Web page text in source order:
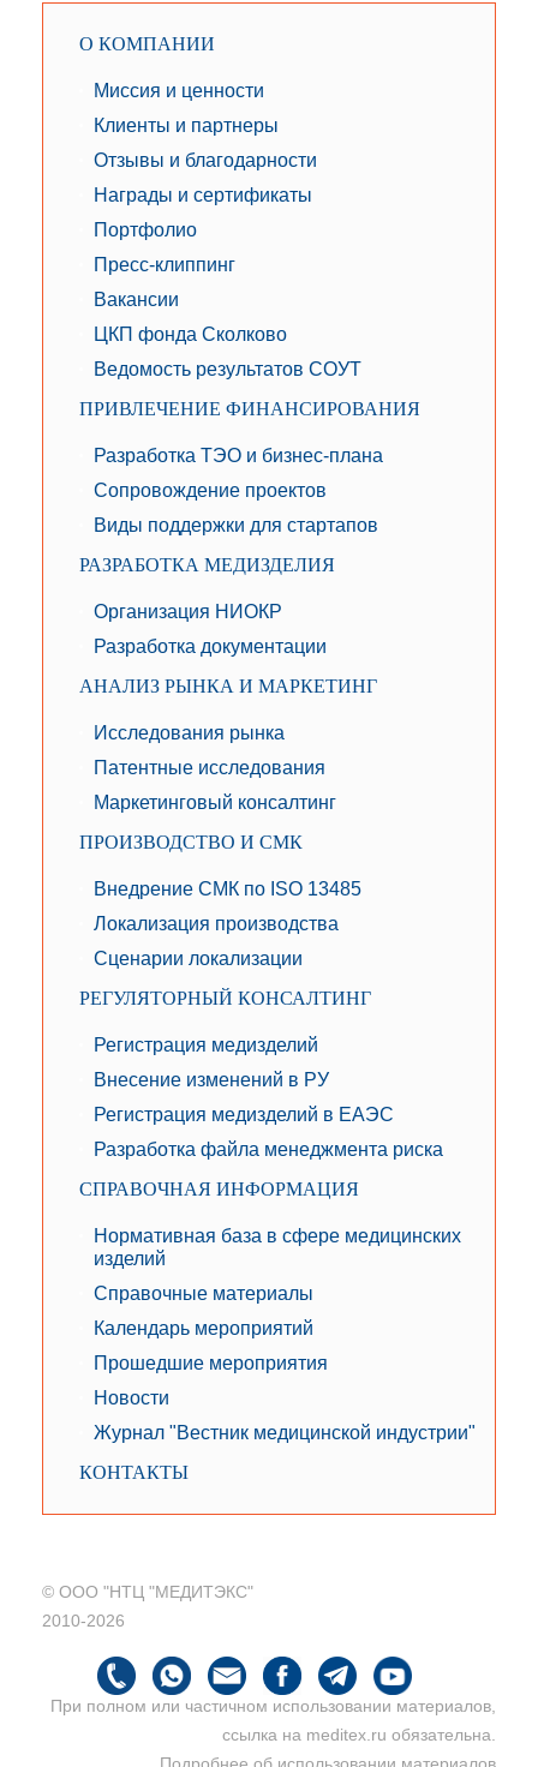
О КОМПАНИИ
Миссия и ценности
Клиенты и партнеры
Отзывы и благодарности
Награды и сертификаты
Портфолио
Пресс-клиппинг
Вакансии
ЦКП фонда Сколково
Ведомость результатов СОУТ
ПРИВЛЕЧЕНИЕ ФИНАНСИРОВАНИЯ
Разработка ТЭО и бизнес-плана
Сопровождение проектов
Виды поддержки для стартапов
РАЗРАБОТКА МЕДИЗДЕЛИЯ
Организация НИОКР
Разработка документации
АНАЛИЗ РЫНКА И МАРКЕТИНГ
Исследования рынка
Патентные исследования
Маркетинговый консалтинг
ПРОИЗВОДСТВО И СМК
Внедрение СМК по ISO 13485
Локализация производства
Сценарии локализации
РЕГУЛЯТОРНЫЙ КОНСАЛТИНГ
Регистрация медизделий
Внесение изменений в РУ
Регистрация медизделий в ЕАЭС
Разработка файла менеджмента риска
СПРАВОЧНАЯ ИНФОРМАЦИЯ
Нормативная база в сфере медицинских
изделий
Справочные материалы
Календарь мероприятий
Прошедшие мероприятия
Новости
Журнал "Вестник медицинской индустрии"
КОНТАКТЫ
© ООО "НТЦ "МЕДИТЭКС"
2010-2026
При полном или частичном использовании материалов,
ссылка на meditex.ru обязательна.